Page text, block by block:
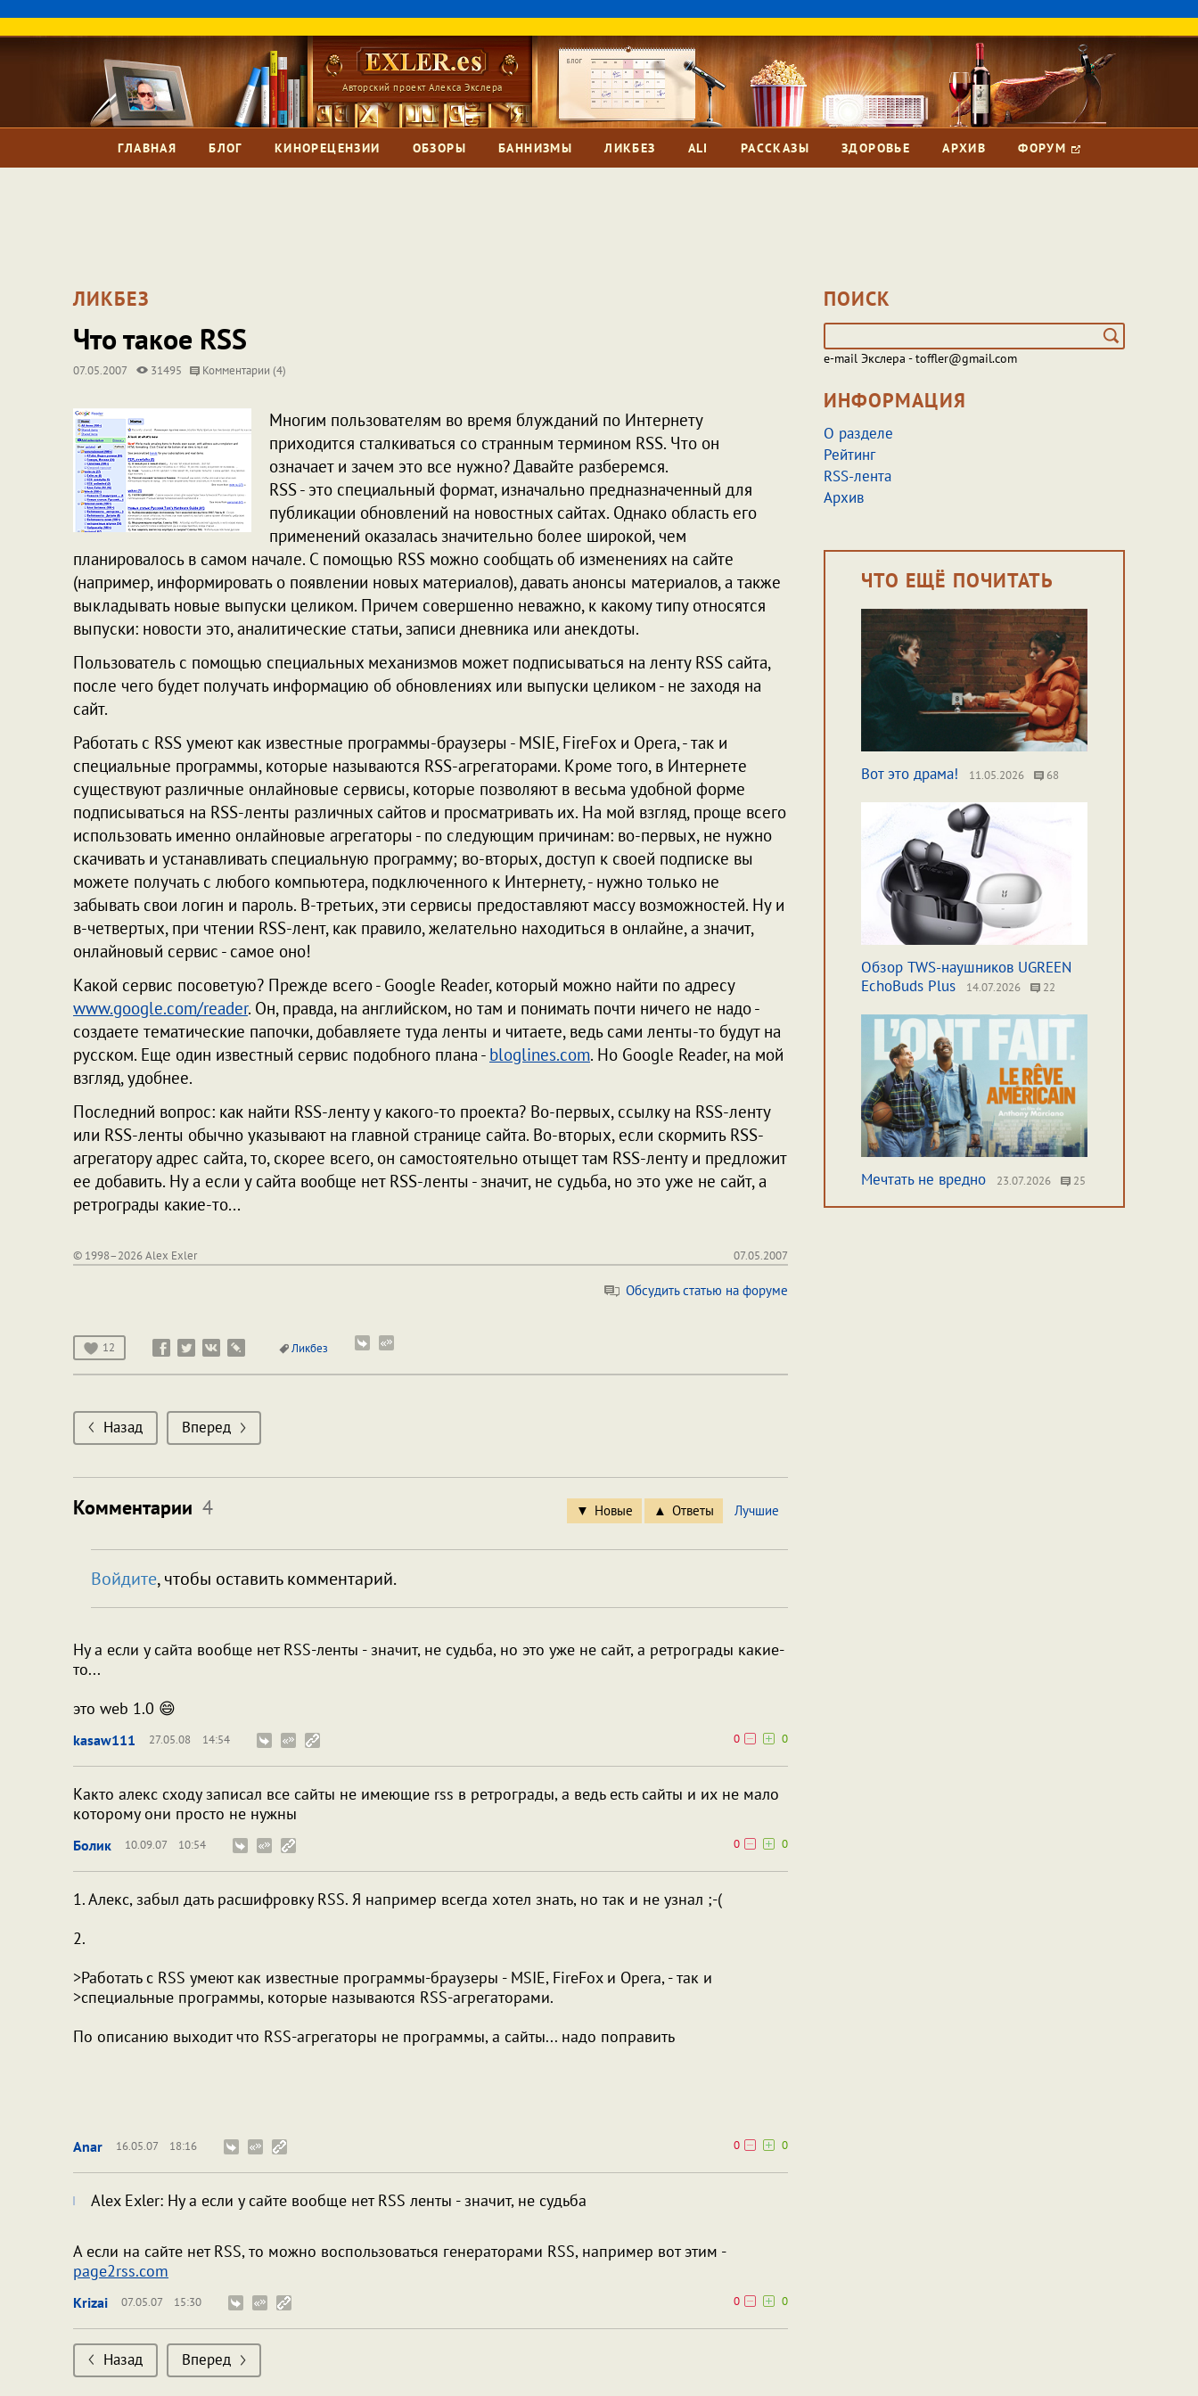
Авторский проект Алекса Экслера
ГЛАВНАЯ БЛОГ КИНОРЕЦЕНЗИИ ОБЗОРЫ БАННИЗМЫ ЛИКБЕЗ ALI РАССКАЗЫ ЗДОРОВЬЕ АРХИВ ФОРУМ
ЛИКБЕЗ
Что такое RSS
07.05.2007 31495 Комментарии (4)
Многим пользователям во время блужданий по Интернету
приходится сталкиваться со странным термином RSS. Что он
означает и зачем это все нужно? Давайте разберемся.
RSS - это специальный формат, изначально предназначенный для
публикации обновлений на новостных сайтах. Однако область его
применений оказалась значительно более широкой, чем
планировалось в самом начале. С помощью RSS можно сообщать об изменениях на сайте
(например, информировать о появлении новых материалов), давать анонсы материалов, а также
выкладывать новые выпуски целиком. Причем совершенно неважно, к какому типу относятся
выпуски: новости это, аналитические статьи, записи дневника или анекдоты.
Пользователь с помощью специальных механизмов может подписываться на ленту RSS сайта,
после чего будет получать информацию об обновлениях или выпуски целиком - не заходя на
сайт.
Работать с RSS умеют как известные программы-браузеры - MSIE, FireFox и Opera, - так и
специальные программы, которые называются RSS-агрегаторами. Кроме того, в Интернете
существуют различные онлайновые сервисы, которые позволяют в весьма удобной форме
подписываться на RSS-ленты различных сайтов и просматривать их. На мой взгляд, проще всего
использовать именно онлайновые агрегаторы - по следующим причинам: во-первых, не нужно
скачивать и устанавливать специальную программу; во-вторых, доступ к своей подписке вы
можете получать с любого компьютера, подключенного к Интернету, - нужно только не
забывать свои логин и пароль. В-третьих, эти сервисы предоставляют массу возможностей. Ну и
в-четвертых, при чтении RSS-лент, как правило, желательно находиться в онлайне, а значит,
онлайновый сервис - самое оно!
Какой сервис посоветую? Прежде всего - Google Reader, который можно найти по адресу
www.google.com/reader. Он, правда, на английском, но там и понимать почти ничего не надо -
создаете тематические папочки, добавляете туда ленты и читаете, ведь сами ленты-то будут на
русском. Еще один известный сервис подобного плана - bloglines.com. Но Google Reader, на мой
взгляд, удобнее.
Последний вопрос: как найти RSS-ленту у какого-то проекта? Во-первых, ссылку на RSS-ленту
или RSS-ленты обычно указывают на главной странице сайта. Во-вторых, если скормить RSS-
агрегатору адрес сайта, то, скорее всего, он самостоятельно отыщет там RSS-ленту и предложит
ее добавить. Ну а если у сайта вообще нет RSS-ленты - значит, не судьба, но это уже не сайт, а
ретрограды какие-то...
© 1998–2026 Alex Exler 07.05.2007
Обсудить статью на форуме
12 Ликбез
Назад Вперед
Комментарии 4 Новые Ответы Лучшие
Войдите, чтобы оставить комментарий.
Ну а если у сайта вообще нет RSS-ленты - значит, не судьба, но это уже не сайт, а ретрограды какие-
то...
это web 1.0 😄
kasaw111 27.05.08 14:54 0 0
Както алекс сходу записал все сайты не имеющие rss в ретрограды, а ведь есть сайты и их не мало
которому они просто не нужны
Болик 10.09.07 10:54 0 0
1. Алекс, забыл дать расшифровку RSS. Я например всегда хотел знать, но так и не узнал ;-(
2.
>Работать с RSS умеют как известные программы-браузеры - MSIE, FireFox и Opera, - так и
>специальные программы, которые называются RSS-агрегаторами.
По описанию выходит что RSS-агрегаторы не программы, а сайты... надо поправить
Anar 16.05.07 18:16 0 0
Alex Exler: Ну а если у сайте вообще нет RSS ленты - значит, не судьба
А если на сайте нет RSS, то можно воспользоваться генераторами RSS, например вот этим -
page2rss.com
Krizai 07.05.07 15:30 0 0
Назад Вперед
ПОИСК
e-mail Экслера - toffler@gmail.com
ИНФОРМАЦИЯ
О разделе
Рейтинг
RSS-лента
Архив
ЧТО ЕЩЁ ПОЧИТАТЬ
Вот это драма! 11.05.2026 68
Обзор TWS-наушников UGREEN
EchoBuds Plus
14.07.2026 22
Мечтать не вредно 23.07.2026 25